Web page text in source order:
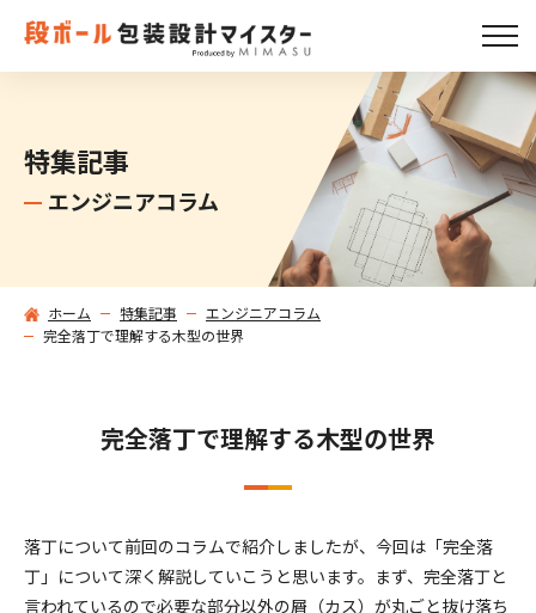
特集記事
エンジニアコラム
ホーム 特集記事
エンジニアコラム
完全落丁で理解する木型の世界
完全落丁で理解する木型の世界
落丁について前回のコラムで紹介しましたが、今回は「完全落
丁」について深く解説していこうと思います。まず、完全落丁と
言われているので必要な部分以外の屑（カス）が丸ごと抜け落ち